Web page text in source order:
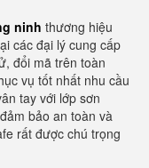
ninh thương hiệu
các đại lý cung cấp
đổi mã trên toàn
vụ tốt nhất nhu cầu
tay với lớp sơn
bảo an toàn và
rất được chú trọng